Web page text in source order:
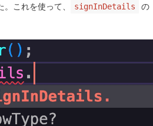
これを使って、 signInDetails
の